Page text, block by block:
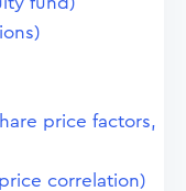
price factors,
correlation)